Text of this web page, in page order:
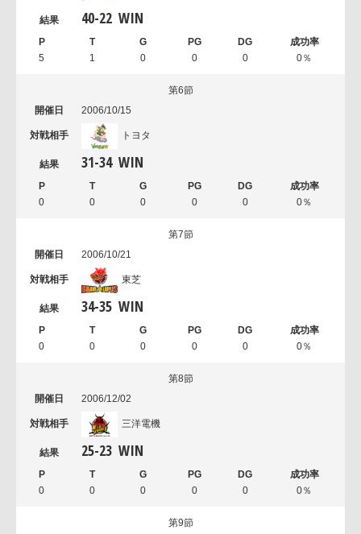
40-22 WIN
5 1 0 0 0 0％
第6節
2006/10/15
トヨタ
31-34 WIN
0 0 0 0 0 0％
第7節
2006/10/21
東芝
34-35 WIN
0 0 0 0 0 0％
第8節
2006/12/02
三洋電機
25-23 WIN
0 0 0 0 0 0％
第9節